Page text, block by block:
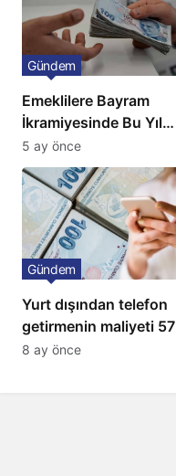
Emeklilere Bayram
İkramiyesinde Bu Yıl
Artış Gelmeyecek
Gündem
5 ay önce
Yurt dışından telefon
getirmenin maliyeti 57
bin lira oldu
Gündem
8 ay önce